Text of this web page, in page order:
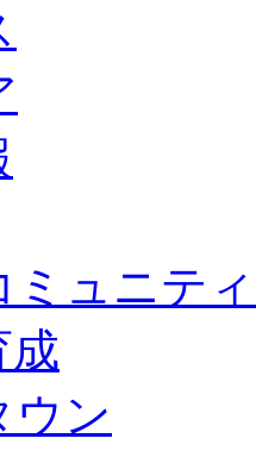
3リーグ 2026/27シーズン「
ティ
実店舗）
ア）
ミュニティ
成
ウン